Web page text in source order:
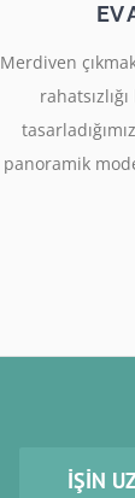
EV
Merdiven
panoramik
İŞIN